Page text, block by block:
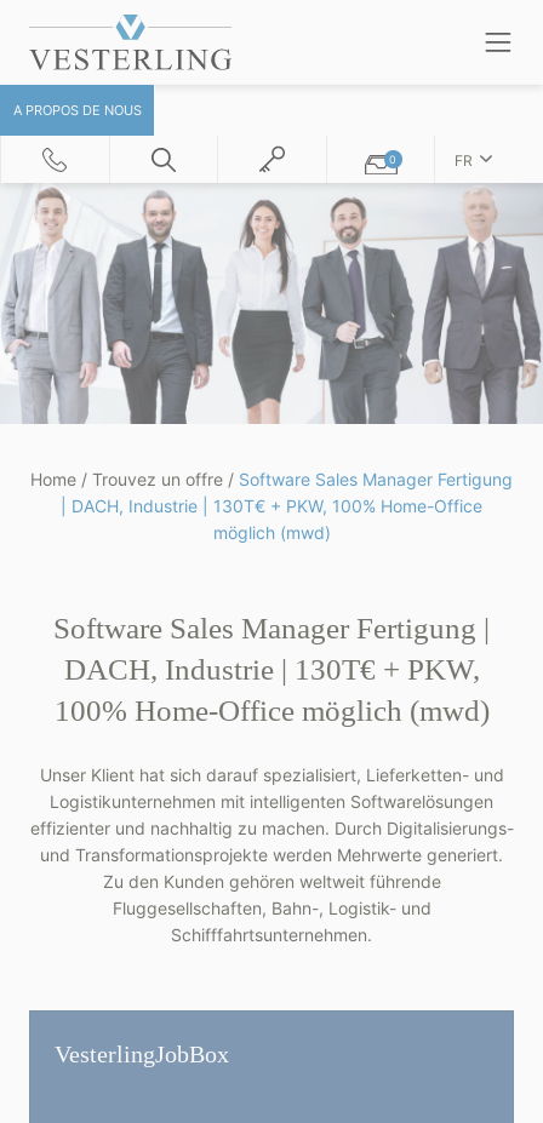
A PROPOS DE NOUS
0 FR
Home / Trouvez un offre / Software Sales Manager Fertigung
| DACH, Industrie | 130T€ + PKW, 100% Home-Office
möglich (mwd)
Software Sales Manager Fertigung |
DACH, Industrie | 130T€ + PKW,
100% Home-Office möglich (mwd)
Unser Klient hat sich darauf spezialisiert, Lieferketten- und
Logistikunternehmen mit intelligenten Softwarelösungen
effizienter und nachhaltig zu machen. Durch Digitalisierungs-
und Transformationsprojekte werden Mehrwerte generiert.
Zu den Kunden gehören weltweit führende
Fluggesellschaften, Bahn-, Logistik- und
Schifffahrtsunternehmen.
Vesterling­JobBox